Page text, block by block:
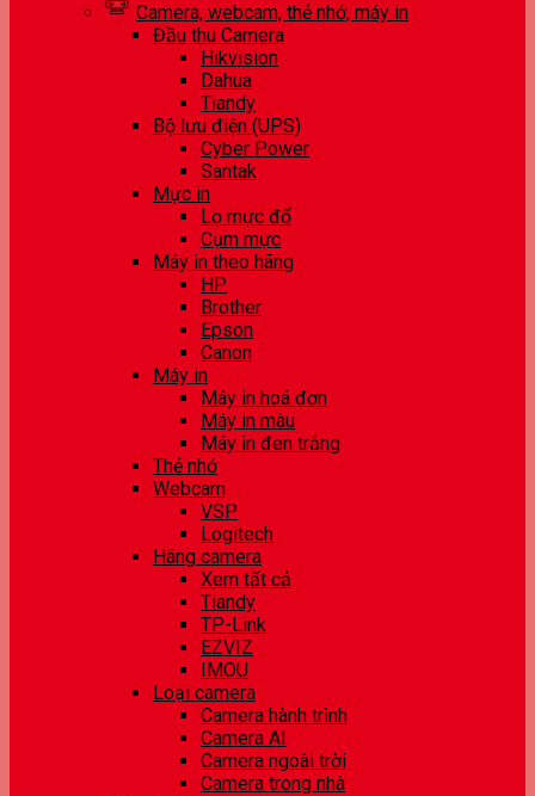
Camera, webcam, thẻ nhớ, máy in
Đầu thu Camera
Hikvision
Dahua
Tiandy
Bộ lưu điện (UPS)
Cyber Power
Santak
Mực in
Lọ mực đổ
Cụm mực
Máy in theo hãng
HP
Brother
Epson
Canon
Máy in
Máy in hoá đơn
Máy in màu
Máy in đen trắng
Thẻ nhớ
Webcam
VSP
Logitech
Hãng camera
Xem tất cả
Tiandy
TP-Link
EZVIZ
IMOU
Loại camera
Camera hành trình
Camera AI
Camera ngoài trời
Camera trong nhà